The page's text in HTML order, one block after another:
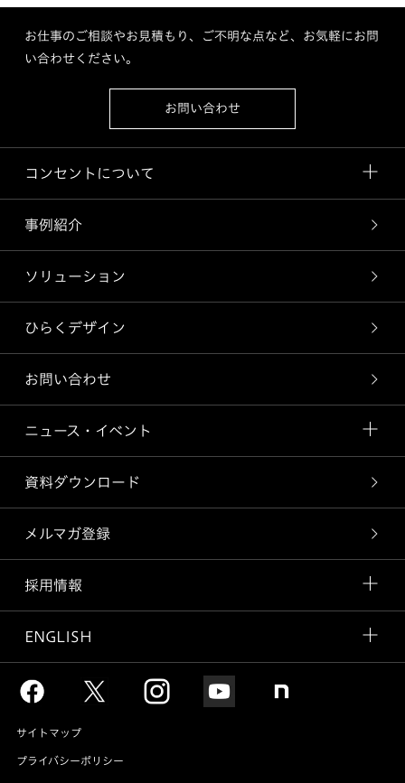
お仕事のご相談やお見積もり、ご不明な点など、お気軽にお問
い合わせください。
お問い合わせ
コンセントについて
事例紹介
ソリューション
ひらくデザイン
お問い合わせ
ニュース・イベント
資料ダウンロード
メルマガ登録
採用情報
ENGLISH
サイトマップ
プライバシーポリシー